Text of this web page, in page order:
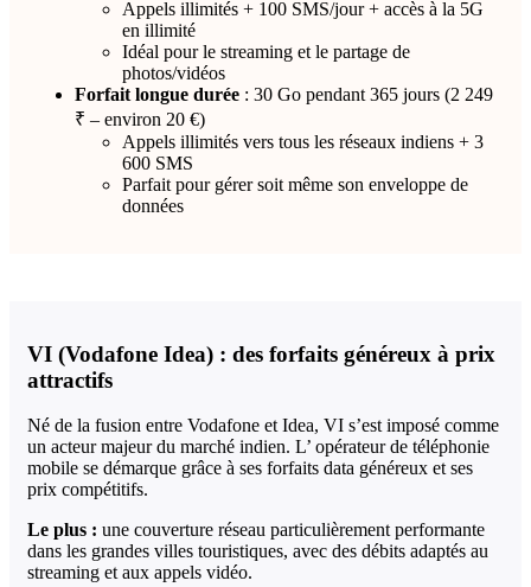
Appels illimités + 100 SMS/jour + accès à la 5G
en illimité
Idéal pour le streaming et le partage de
photos/vidéos
Forfait longue durée : 30 Go pendant 365 jours (2 249
₹ – environ 20 €)
Appels illimités vers tous les réseaux indiens + 3
600 SMS
Parfait pour gérer soit même son enveloppe de
données
VI (Vodafone Idea) : des forfaits généreux à prix
attractifs
Né de la fusion entre Vodafone et Idea, VI s’est imposé comme
un acteur majeur du marché indien. L’ opérateur de téléphonie
mobile se démarque grâce à ses forfaits data généreux et ses
prix compétitifs.
Le plus : une couverture réseau particulièrement performante
dans les grandes villes touristiques, avec des débits adaptés au
streaming et aux appels vidéo.